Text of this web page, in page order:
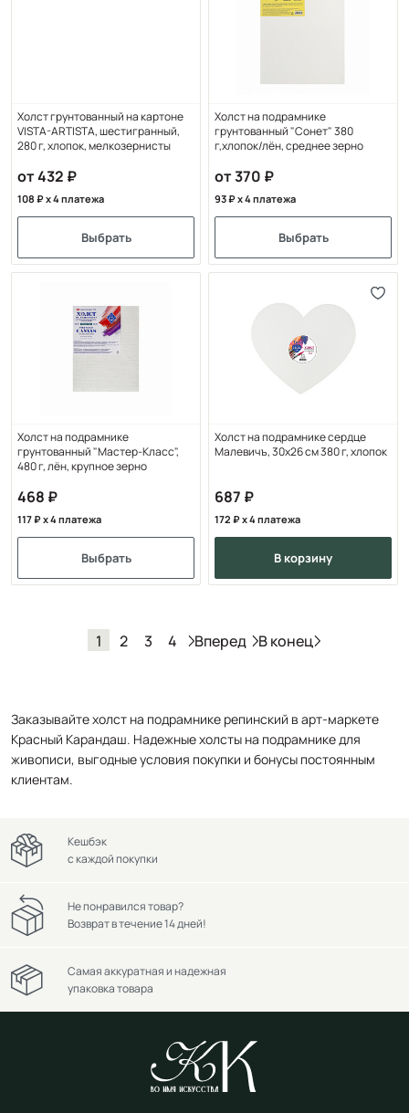
Холст грунтованный на картоне
VISTA-ARTISTA, шестигранный,
280 г, хлопок, мелкозернисты
от 432
108 x 4 платежа
Выбрать
Холст на подрамнике
грунтованный "Сонет" 380
г,хлопок/лён, среднее зерно
от 370
93 x 4 платежа
Выбрать
Холст на подрамнике
грунтованный "Мастер-Класс",
480 г, лён, крупное зерно
468
117 x 4 платежа
Выбрать
Холст на подрамнике сердце
Малевичъ, 30х26 см 380 г, хлопок
687
172 x 4 платежа
в корзину
1 2 3 4 Вперед В конец
Заказывайте холст на подрамнике репинский в арт-маркете
Красный Карандаш. Надежные холсты на подрамнике для
живописи, выгодные условия покупки и бонусы постоянным
клиентам.
Кешбэк
с каждой покупки
Не понравился товар?
Возврат в течение 14 дней!
Самая аккуратная и надежная
упаковка товара